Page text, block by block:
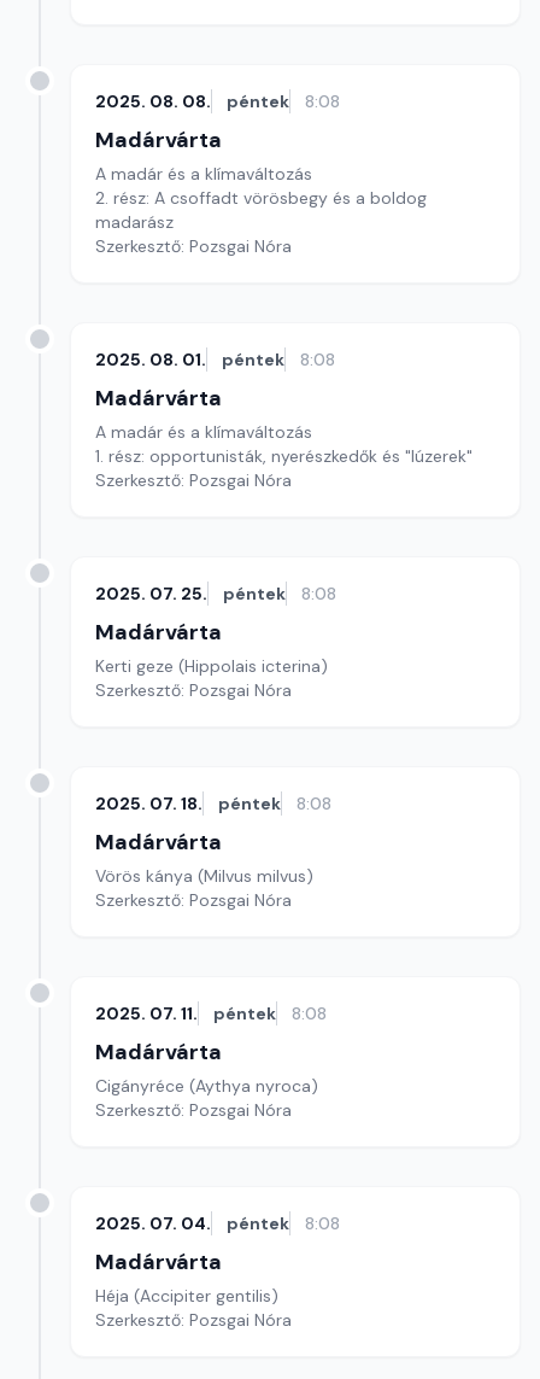
2025. 08. 08. péntek 8:08
Madárvárta
A madár és a klímaváltozás
2. rész: A csoffadt vörösbegy és a boldog
madarász
Szerkesztő: Pozsgai Nóra
2025. 08. 01. péntek 8:08
Madárvárta
A madár és a klímaváltozás
1. rész: opportunisták, nyerészkedők és "lúzerek"
Szerkesztő: Pozsgai Nóra
2025. 07. 25. péntek 8:08
Madárvárta
Kerti geze (Hippolais icterina)
Szerkesztő: Pozsgai Nóra
2025. 07. 18. péntek 8:08
Madárvárta
Vörös kánya (Milvus milvus)
Szerkesztő: Pozsgai Nóra
2025. 07. 11. péntek 8:08
Madárvárta
Cigányréce (Aythya nyroca)
Szerkesztő: Pozsgai Nóra
2025. 07. 04. péntek 8:08
Madárvárta
Héja (Accipiter gentilis)
Szerkesztő: Pozsgai Nóra